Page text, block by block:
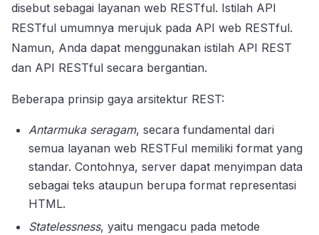
disebut sebagai layanan web RESTful. Istilah API
RESTful umumnya merujuk pada API web RESTful.
Namun, Anda dapat menggunakan istilah API REST
dan API RESTful secara bergantian.
Beberapa prinsip gaya arsitektur REST:
Antarmuka seragam, secara fundamental dari
semua layanan web RESTFul memiliki format yang
standar. Contohnya, server dapat menyimpan data
sebagai teks ataupun berupa format representasi
HTML.
Statelessness, yaitu mengacu pada metode